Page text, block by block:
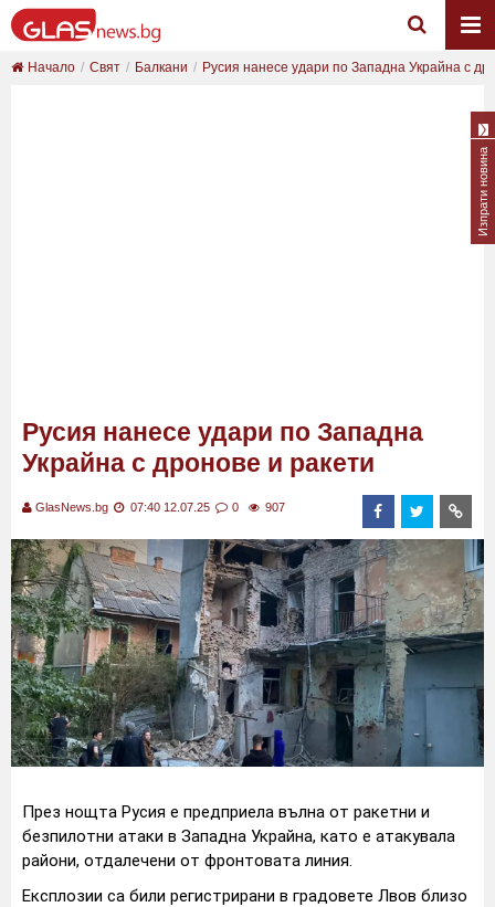
Начало Свят Балкани Русия нанесе удари по Западна Украйна с
Русия нанесе удари по Западна
Украйна с дронове и ракети
GlasNews.bg 07:40 12.07.25 0 907
През нощта Русия е предприела вълна от ракетни и
безпилотни атаки в Западна Украйна, като е атакувала
райони, отдалечени от фронтовата линия.
Експлозии са били регистрирани в градовете Лвов близо
Изпрати новина